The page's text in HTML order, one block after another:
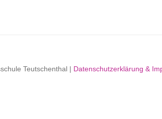
Teutschenthal | Datenschutzerklärung &